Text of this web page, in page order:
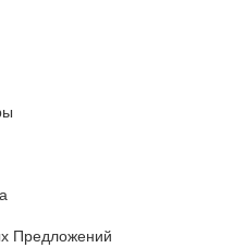
Предложений